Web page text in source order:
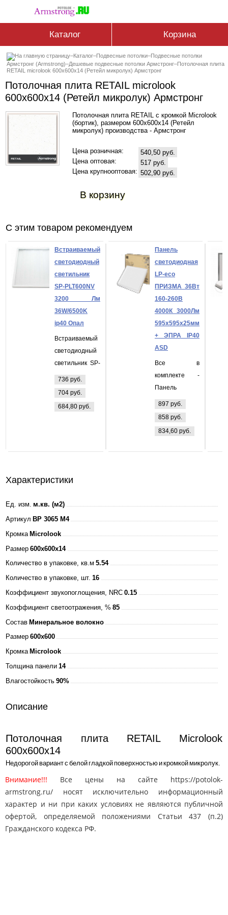
Каталог Корзина
–Каталог–Подвесные потолки–Подвесные потолки
Армстронг (Armstrong)–Дешевые подвесные потолки Армстронг–Потолочная плита
RETAIL microlook 600x600x14 (Ретейл микролук) Армстронг
Потолочная плита RETAIL microlook
600x600x14 (Ретейл микролук) Армстронг
Потолочная плита RETAIL с кромкой Microlook
(бортик), размером 600x600x14 (Ретейл
микролук) производства - Армстронг
Цена розничная:
540,50 руб.
Цена оптовая:
517 руб.
Цена крупнооптовая: 502,90 руб.
В корзину
С этим товаром рекомендуем
Встраиваемый
светодиодный
светильник
SP-PLT600NV
3200 Лм
36W/6500K
ip40 Опал
Встраиваемый
светодиодный
светильник SP-
PLT600NV 3200
Лм 36W/6500K
ip40 Опал
736 руб.
704 руб.
684,80 руб.
Панель
светодиодная
LP-eco
ПРИЗМА 36Вт
160-260В
4000К 3000Лм
595х595х25мм
+ ЭПРА IP40
ASD
Все в
комплекте -
Панель
светодиодная
LP-eco
ПРИЗМА 36Вт
160-260В
897 руб.
858 руб.
834,60 руб.
Характеристики
Ед. изм. м.кв. (м2)
Артикул BP 3065 M4
Кромка Microlook
Размер 600x600x14
Количество в упаковке, кв.м 5.54
Количество в упаковке, шт. 16
Коэффициент звукопоглощения, NRC 0.15
Коэффициент светоотражения, % 85
Состав Минеральное волокно
Размер 600x600
Кромка Microlook
Толщина панели 14
Влагостойкость 90%
Описание
Потолочная плита RETAIL Microlook
600x600x14
Недорогой вариант с белой гладкой поверхностью и кромкой микролук.
Внимание!!! Все цены на сайте https://potolok-
armstrong.ru/ носят исключительно информационный
характер и ни при каких условиях не являются публичной
офертой, определяемой положениями Статьи 437 (п.2)
Гражданского кодекса РФ.